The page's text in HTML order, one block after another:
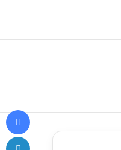
Facebook
LinkedIn